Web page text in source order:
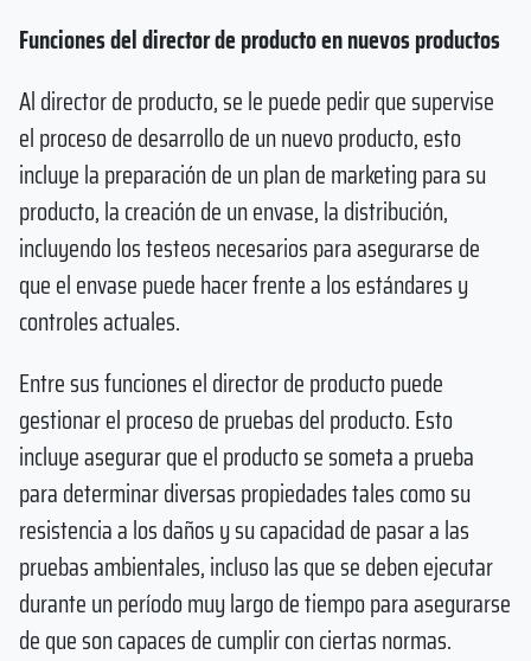
Funciones del director de producto en nuevos productos
Al director de producto, se le puede pedir que supervise
el proceso de desarrollo de un nuevo producto, esto
incluye la preparación de un plan de marketing para su
producto, la creación de un envase, la distribución,
incluyendo los testeos necesarios para asegurarse de
que el envase puede hacer frente a los estándares y
controles actuales.
Entre sus funciones el director de producto puede
gestionar el proceso de pruebas del producto. Esto
incluye asegurar que el producto se someta a prueba
para determinar diversas propiedades tales como su
resistencia a los daños y su capacidad de pasar a las
pruebas ambientales, incluso las que se deben ejecutar
durante un período muy largo de tiempo para asegurarse
de que son capaces de cumplir con ciertas normas.